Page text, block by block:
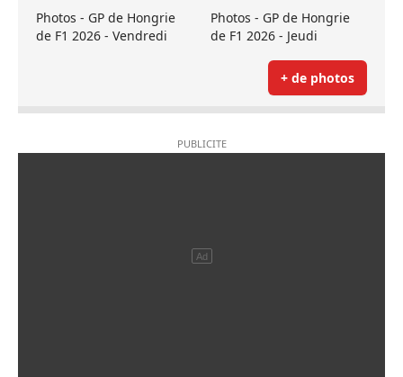
Photos - GP de Hongrie
de F1 2026 - Vendredi
Photos - GP de Hongrie
de F1 2026 - Jeudi
+ de photos